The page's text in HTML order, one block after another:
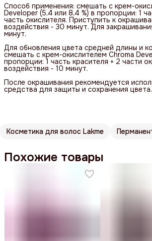
Способ применения: смешать с крем-
Developer (5,4 или 8,4 %) в пропорции: 1
часть окислителя. Приступить к
воздействия - 30 минут. Для
минут.
Для обновления цвета средней длины и
смешать с крем-окислителем Chroma
пропорции: 1 часть красителя + 2 части
воздействия - 10 минут.
После окрашивания рекомендуется
средства для защиты и сохранения цвета.
Косметика для волос Lakme
Похожие товары